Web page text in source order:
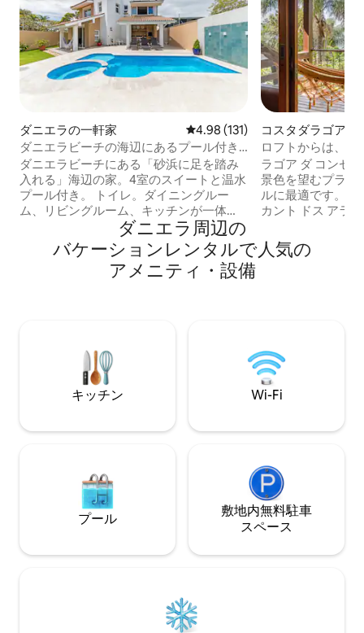
ダニエラの一軒家 レビュー131件、5つ星中4.98つ
4.98 (131)
ダニエラビーチの海辺にあるプール付き
の家。
ダニエラビーチにある「砂浜に足を踏み
入れる」海辺の家。4室のスイートと温水
プール付き。 トイレ。ダイニングルー
ム、リビングルーム、キッチンが一体
インターネット600Mbワイヤレス。コー
ヒーメーカー、電気オーブン、電子レン
ジ、食器洗い機、マルチドア冷蔵庫、5つ
ベキューエリア。 小型ペットは追加料金
で受け入れます。
コスタダラゴアの
ロフトからは、
ような眺めが楽し
ラゴア ダ コンセ
景色を望むプライ
ルに最適です。大
カント ドス アラ
ロケーション。
ずか 2.5 キロメー
チまで車で 15/20
ダニエラ⁠周⁠辺⁠の
バ⁠ケ⁠ー⁠シ⁠ョ⁠ン⁠レ⁠ン⁠タ⁠ル⁠で人⁠気⁠の
ア⁠メ⁠ニ⁠テ⁠ィ⁠・⁠設⁠備
キッチン Wi-Fi
プール
敷地内無料駐⁠車
ス⁠ペ⁠ー⁠ス